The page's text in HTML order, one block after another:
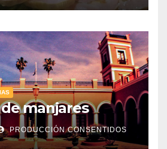
manjares
PRODUCCIÓN CONSENTIDOS